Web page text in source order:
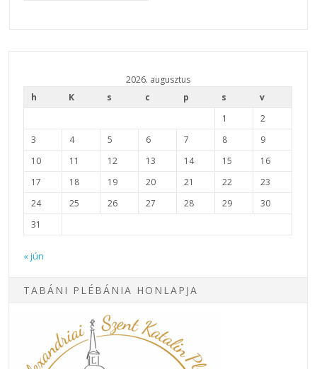
2026. augusztus
h
K s c p s
v
1
2
3
4 5 6 7 8
9
10
11 12 13 14 15
16
17
18 19 20 21 22
23
24
25 26 27 28 29
30
31
« jún
TABÁNI PLÉBÁNIA HONLAPJA